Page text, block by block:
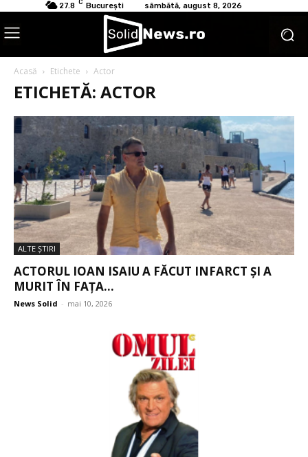
27.8 C București sâmbătă, august 8, 2026
Acasă Etichete Actor
ETICHETĂ: ACTOR
ALTE ŞTIRI
ACTORUL IOAN ISAIU A FĂCUT INFARCT ȘI A
MURIT ÎN FAȚA...
News Solid - mai 10, 2026